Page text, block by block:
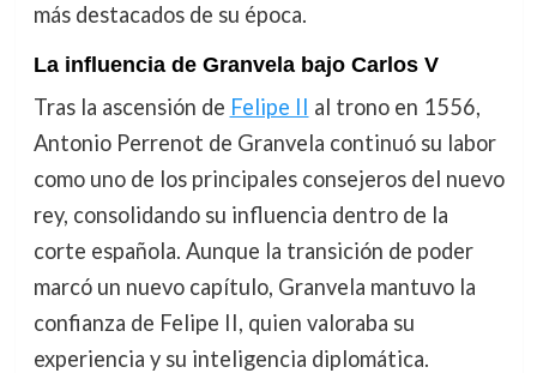
más destacados de su época.
La influencia de Granvela bajo Carlos V
Tras la ascensión de Felipe II al trono en 1556,
Antonio Perrenot de Granvela continuó su labor
como uno de los principales consejeros del nuevo
rey, consolidando su influencia dentro de la
corte española. Aunque la transición de poder
marcó un nuevo capítulo, Granvela mantuvo la
confianza de Felipe II, quien valoraba su
experiencia y su inteligencia diplomática.